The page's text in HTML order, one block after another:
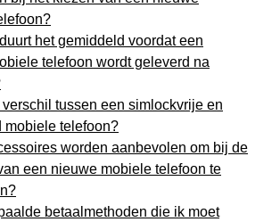
het gemiddeld voordat een
telefoon wordt geleverd na
verschil tussen een simlockvrije en
mobiele telefoon?
worden aanbevolen om bij de
een nieuwe mobiele telefoon te
betaalmethoden die ik moet